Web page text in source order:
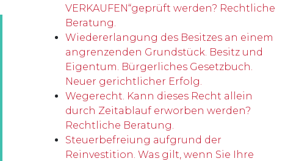
VERKAUFEN“geprüft werden? Rechtliche
Beratung.
Wiedererlangung des Besitzes an einem
angrenzenden Grundstück. Besitz und
Eigentum. Bürgerliches Gesetzbuch.
Neuer gerichtlicher Erfolg.
Wegerecht. Kann dieses Recht allein
durch Zeitablauf erworben werden?
Rechtliche Beratung.
Steuerbefreiung aufgrund der
Reinvestition. Was gilt, wenn Sie Ihre